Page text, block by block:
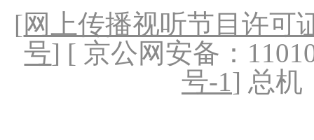
[网上传播视听节目许可
号] [ 京公网安备：
号-1] 总机